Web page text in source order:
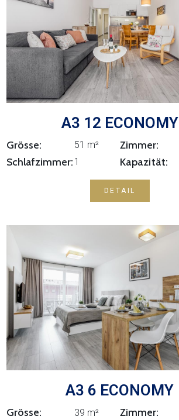
A3 12 ECONOMY
Grösse: 51 m² Zimmer:
Schlafzimmer: 1 Kapazität:
DETAIL
A3 6 ECONOMY
Grösse: 39 m² Zimmer: